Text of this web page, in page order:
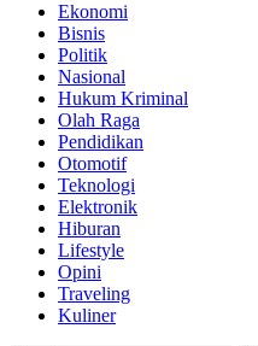
Ekonomi
Bisnis
Politik
Nasional
Hukum Kriminal
Olah Raga
Pendidikan
Otomotif
Teknologi
Elektronik
Hiburan
Lifestyle
Opini
Traveling
Kuliner